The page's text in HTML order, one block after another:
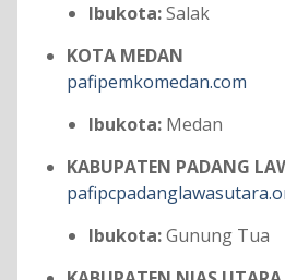
Ibukota:Salak
KOTA MEDAN
pafipemkomedan.com
Ibukota:Medan
KABUPATEN PADANG
Ibukota:Gunung Tua